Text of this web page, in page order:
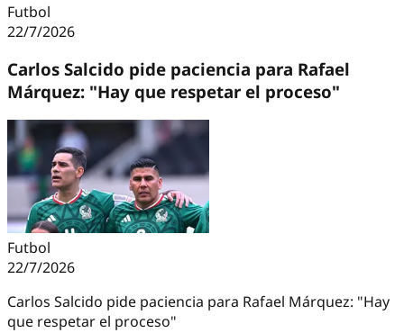
Futbol
22/7/2026
Carlos Salcido pide paciencia para Rafael
Márquez: "Hay que respetar el proceso"
Futbol
22/7/2026
Carlos Salcido pide paciencia para Rafael Márquez: "Hay
que respetar el proceso"